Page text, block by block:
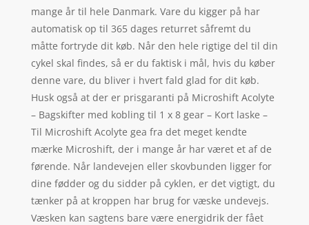
mange år til hele Danmark. Vare du kigger på har
automatisk op til 365 dages returret såfremt du
måtte fortryde dit køb. Når den hele rigtige del til din
cykel skal findes, så er du faktisk i mål, hvis du køber
denne vare, du bliver i hvert fald glad for dit køb.
Husk også at der er prisgaranti på Microshift Acolyte
– Bagskifter med kobling til 1 x 8 gear – Kort laske –
Til Microshift Acolyte gea fra det meget kendte
mærke Microshift, der i mange år har været et af de
førende. Når landevejen eller skovbunden ligger for
dine fødder og du sidder på cyklen, er det vigtigt, du
tænker på at kroppen har brug for væske undevejs.
Væsken kan sagtens bare være energidrik der fået